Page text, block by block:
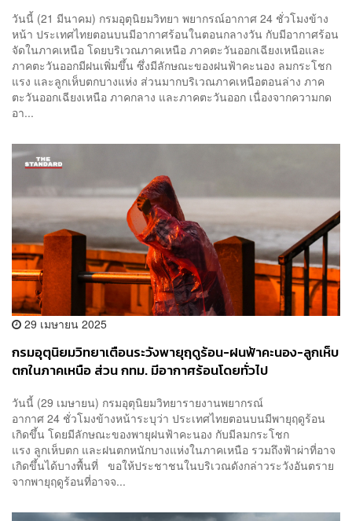
วันนี้ (21 มีนาคม) กรมอุตุนิยมวิทยา พยากรณ์อากาศ 24 ชั่วโมงข้าง
หน้า ประเทศไทยตอนบนมีอากาศร้อนในตอนกลางวัน กับมีอากาศร้อน
จัดในภาคเหนือ โดยบริเวณภาคเหนือ ภาคตะวันออกเฉียงเหนือและ
ภาคตะวันออกมีฝนเพิ่มขึ้น ซึ่งมีลักษณะของฝนฟ้าคะนอง ลมกระโชก
แรง และลูกเห็บตกบางแห่ง ส่วนมากบริเวณภาคเหนือตอนล่าง ภาค
ตะวันออกเฉียงเหนือ ภาคกลาง และภาคตะวันออก เนื่องจากความกด
อา...
29 เมษายน 2025
กรมอุตุนิยมวิทยาเตือนระวังพายุฤดูร้อน-ฝนฟ้าคะนอง-ลูกเห็บ
ตกในภาคเหนือ ส่วน กทม. มีอากาศร้อนโดยทั่วไป
วันนี้ (29 เมษายน) กรมอุตุนิยมวิทยารายงานพยากรณ์
อากาศ 24 ชั่วโมงข้างหน้าระบุว่า ประเทศไทยตอนบนมีพายุฤดูร้อน
เกิดขึ้น โดยมีลักษณะของพายุฝนฟ้าคะนอง กับมีลมกระโชก
แรง ลูกเห็บตก และฝนตกหนักบางแห่งในภาคเหนือ รวมถึงฟ้าผ่าที่อาจ
เกิดขึ้นได้บางพื้นที่ ขอให้ประชาชนในบริเวณดังกล่าวระวังอันตราย
จากพายุฤดูร้อนที่อาจจ...